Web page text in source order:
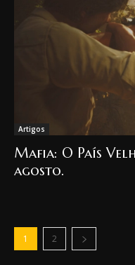
Artigos
Mafia: O País
agosto.
1 2